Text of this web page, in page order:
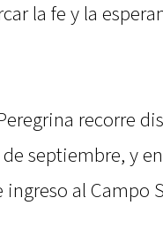
la fe y la
recorre
septiembre, y
al Campo